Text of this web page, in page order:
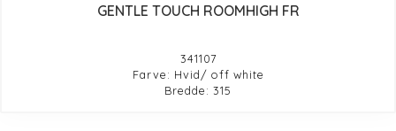
GENTLE TOUCH ROOMHIGH FR
341107
Farve: Hvid/ off white
Bredde: 315